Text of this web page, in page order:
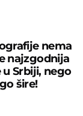
nema
najzgodnija
Srbiji, nego
šire!